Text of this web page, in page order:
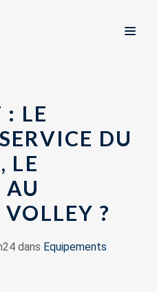
LE
DU
LE
AU
?
dans Equipements